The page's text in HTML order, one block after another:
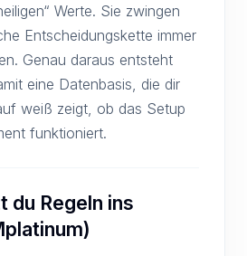
Werte. Sie zwingen
Entscheidungskette immer
Genau daraus entsteht
eine Datenbasis, die dir
weiß zeigt, ob das Setup
funktioniert.
du Regeln ins